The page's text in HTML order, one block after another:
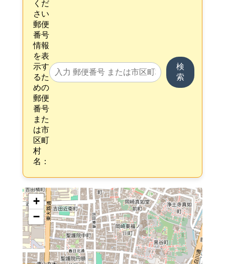
くだ
さい
郵便
番号
情報
を表
示す
るた
めの
郵便
番号
また
は市
区町
村
名：
検
索
+
−